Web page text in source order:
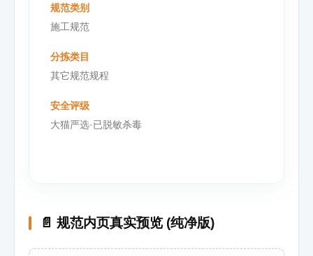
规范类别
施工规范
分拣类目
其它规范规程
安全评级
大猫严选·已脱敏杀毒
📄 规范内页真实预览 (纯净版)